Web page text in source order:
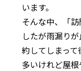
います。
そんな中、「
したが雨漏り
約してしまっ
多いけれど屋